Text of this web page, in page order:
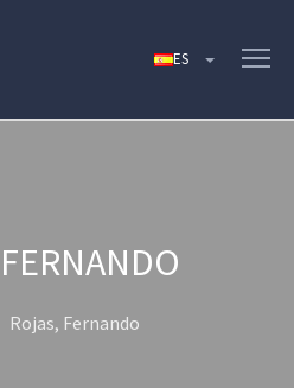
Rojas, Fernando